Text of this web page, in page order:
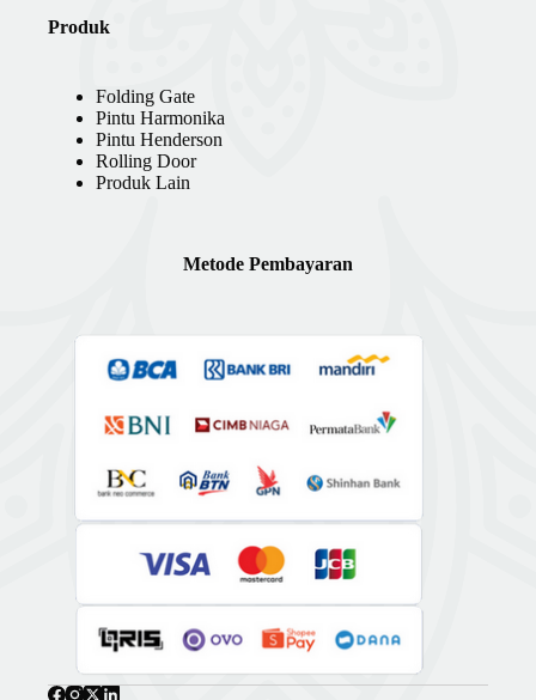
Produk
Folding Gate
Pintu Harmonika
Pintu Henderson
Rolling Door
Produk Lain
Metode Pembayaran